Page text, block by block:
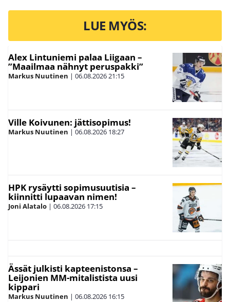
LUE MYÖS:
Alex Lintuniemi palaa Liigaan –
”Maailmaa nähnyt peruspakki”
Markus Nuutinen | 06.08.202621:15
Ville Koivunen: jättisopimus!
Markus Nuutinen | 06.08.2026 18:27
HPK rysäytti sopimusuutisia –
kiinnitti lupaavan nimen!
Joni Alatalo | 06.08.2026 17:15
Ässät julkisti kapteenistonsa –
Leijonien MM-mitalistista uusi
kippari
Markus Nuutinen | 06.08.2026 16:15